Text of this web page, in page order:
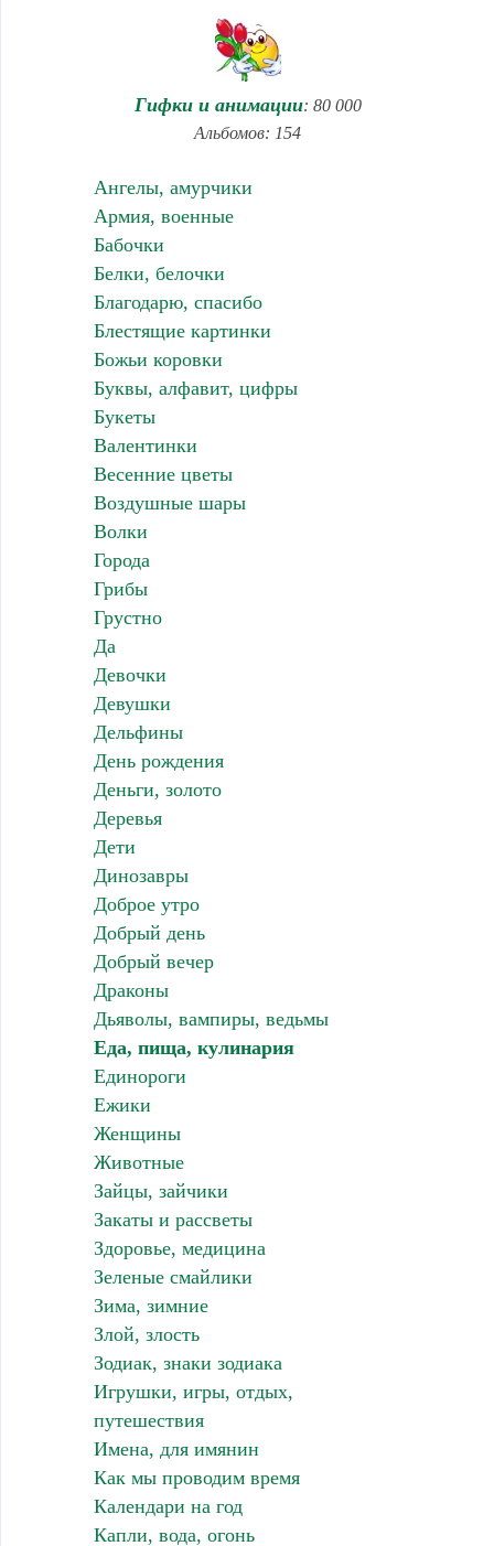
Гифки и анимации: 80 000
Альбомов: 154
Ангелы, амурчики
Армия, военные
Бабочки
Белки, белочки
Благодарю, спасибо
Блестящие картинки
Божьи коровки
Буквы, алфавит, цифры
Букеты
Валентинки
Весенние цветы
Воздушные шары
Волки
Города
Грибы
Грустно
Да
Девочки
Девушки
Дельфины
День рождения
Деньги, золото
Деревья
Дети
Динозавры
Доброе утро
Добрый день
Добрый вечер
Драконы
Дьяволы, вампиры, ведьмы
Еда, пища, кулинария
Единороги
Ежики
Женщины
Животные
Зайцы, зайчики
Закаты и рассветы
Здоровье, медицина
Зеленые смайлики
Зима, зимние
Злой, злость
Зодиак, знаки зодиака
Игрушки, игры, отдых,
путешествия
Имена, для имянин
Как мы проводим время
Календари на год
Капли, вода, огонь